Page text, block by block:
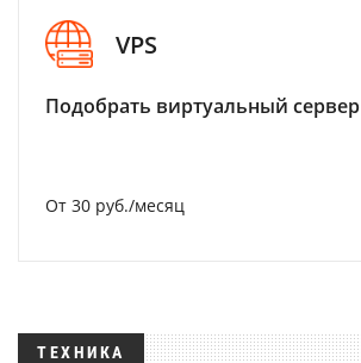
VPS
Подобрать виртуальный сервер
От 30 руб./месяц
ТЕХНИКА